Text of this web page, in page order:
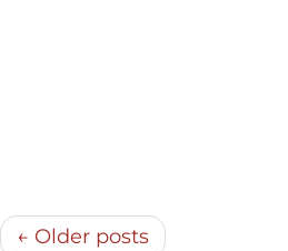
← Older posts